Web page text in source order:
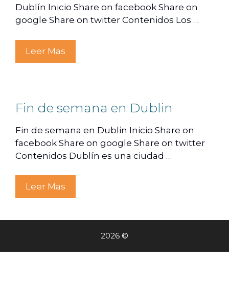
Dublín Inicio Share on facebook Share on
google Share on twitter Contenidos Los …
Leer Mas
Fin de semana en Dublin
Fin de semana en Dublin Inicio Share on
facebook Share on google Share on twitter
Contenidos Dublín es una ciudad …
Leer Mas
2026 ©